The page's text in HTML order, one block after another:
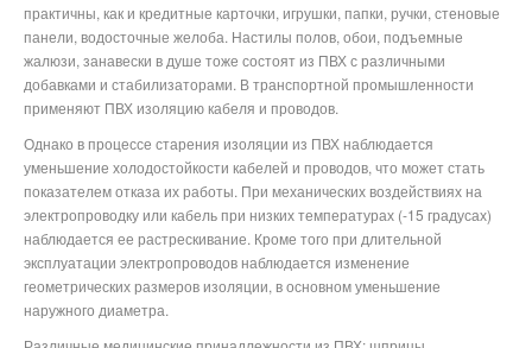
практичны, как и кредитные карточки, игрушки, папки, ручки, стеновые
панели, водосточные желоба. Настилы полов, обои, подъемные
жалюзи, занавески в душе тоже состоят из ПВХ с различными
добавками и стабилизаторами. В транспортной промышленности
применяют ПВХ изоляцию кабеля и проводов.
Однако в процессе старения изоляции из ПВХ наблюдается
уменьшение холодостойкости кабелей и проводов, что может стать
показателем отказа их работы. При механических воздействиях на
электропроводку или кабель при низких температурах (-15 градусах)
наблюдается ее растрескивание. Кроме того при длительной
эксплуатации электропроводов наблюдается изменение
геометрических размеров изоляции, в основном уменьшение
наружного диаметра.